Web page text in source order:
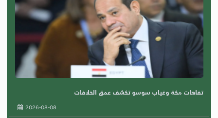
تفاهات مكة وغياب سوسو تكشف عمق الخلافات
2026-08-08